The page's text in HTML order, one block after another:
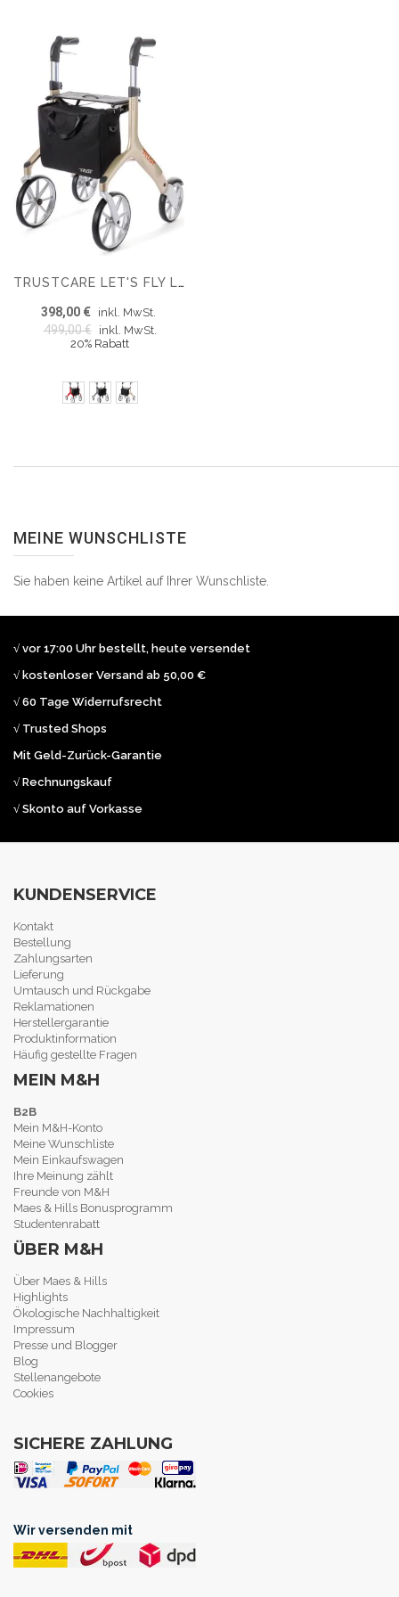
TRUSTCARE LET'S FLY LEICHTGEWICHT ROLLATOR 6,9 KG
398,00 € inkl. MwSt.
499,00 €
inkl. MwSt.
20% Rabatt
MEINE WUNSCHLISTE
Sie haben keine Artikel auf Ihrer Wunschliste.
√ vor 17:00 Uhr bestellt, heute versendet
√ kostenloser Versand ab 50,00 €
√ 60 Tage Widerrufsrecht
√ Trusted Shops
Mit Geld-Zurück-Garantie
√ Rechnungskauf
√ Skonto auf Vorkasse
KUNDENSERVICE
Kontakt
Bestellung
Zahlungsarten
Lieferung
Umtausch und Rückgabe
Reklamationen
Herstellergarantie
Produktinformation
Häufig gestellte Fragen
MEIN M&H
B2B
Mein M&H-Konto
Meine Wunschliste
Mein Einkaufswagen
Ihre Meinung zählt
Freunde von M&H
Maes & Hills Bonusprogramm
Studentenrabatt
ÜBER M&H
Über Maes & Hills
Highlights
Ökologische Nachhaltigkeit
Impressum
Presse und Blogger
Blog
Stellenangebote
Cookies
SICHERE ZAHLUNG
Wir versenden mit